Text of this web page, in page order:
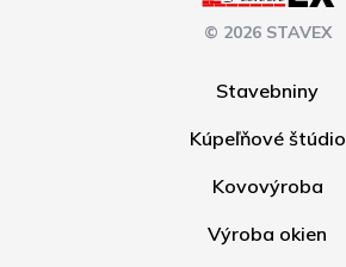
© 2026 STAVEX
Stavebniny
Kúpeľňové štúdio
Kovovýroba
Výroba okien